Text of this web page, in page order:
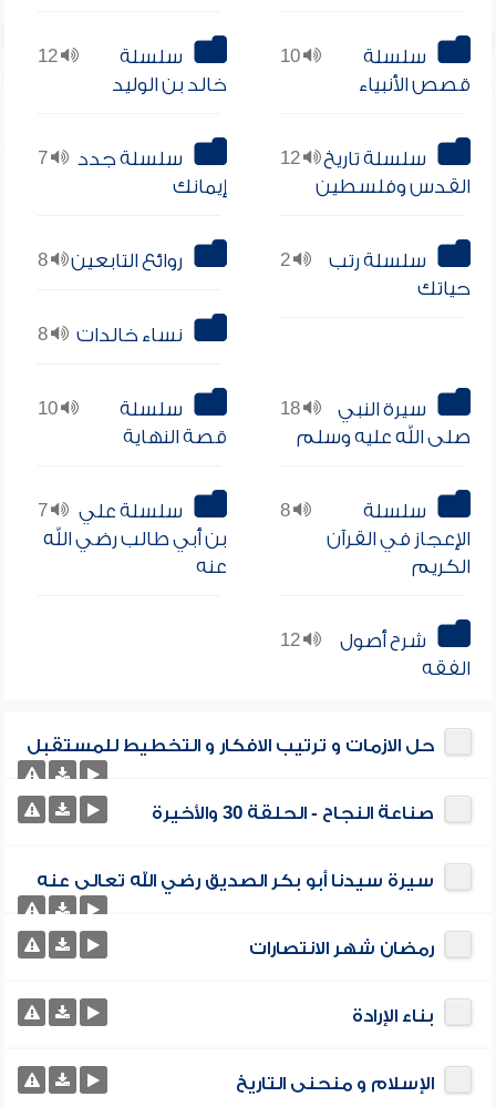
10
سلسلة
قصص الأنبياء
12
سلسلة
خالد بن الوليد
12
سلسلة تاريخ
القدس وفلسطين
7
سلسلة جدد
إيمانك
2
سلسلة رتب
حياتك
8 روائع التابعين
8 نساء خالدات
18
سيرة النبي
صلى الله عليه وسلم
10
سلسلة
قصة النهاية
8
سلسلة
الإعجاز في القرآن
الكريم
7
سلسلة علي
بن أبي طالب رضي الله
عنه
12
شرح أصول
الفقه
حل الازمات و ترتيب الافكار و التخطيط للمستقبل
صناعة النجاح - الحلقة 30 والأخيرة
سيرة سيدنا أبو بكر الصديق رضي الله تعالى عنه
رمضان شهر الانتصارات
بناء الإرادة
الإسلام و منحنى التاريخ